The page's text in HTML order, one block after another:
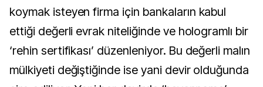
koymak isteyen firma için bankaların kabul
ettiği değerli evrak niteliğinde ve hologramlı bir
‘rehin sertifikası’ düzenleniyor. Bu değerli malın
mülkiyeti değiştiğinde ise yani devir olduğunda